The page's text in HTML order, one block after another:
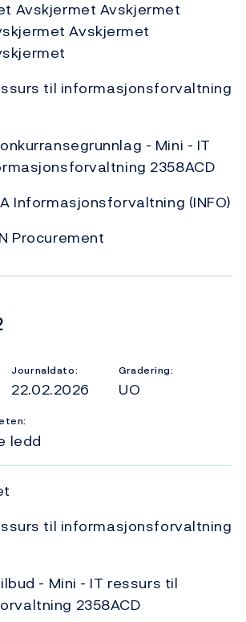
Avskjermet Avskjermet
Avskjermet
til informasjonsforvaltning
- Mini - IT
2358ACD
Informasjonsforvaltning (INFO)
Procurement
Journaldato:
22.02.2026
Gradering:
UO
ledd
til informasjonsforvaltning
- Mini - IT ressurs til
2358ACD